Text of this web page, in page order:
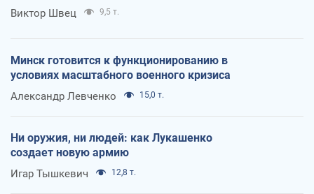
Виктор Швец 9,5 т.
Минск готовится к функционированию в
условиях масштабного военного кризиса
Александр Левченко 15,0 т.
Ни оружия, ни людей: как Лукашенко
создает новую армию
Игар Тышкевич 12,8 т.